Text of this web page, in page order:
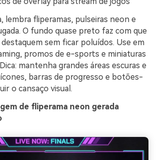
lembra fliperamas, pulseiras neon e
O fundo quase preto faz com que
sem ficar poluídos. Use em
promos de e-sports e miniaturas
mantenha grandes áreas escuras e
barras de progresso e botões-
o cansaço visual.
de fliperama neon gerada